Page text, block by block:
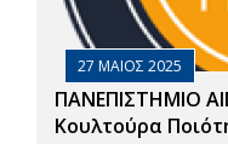
27 ΜΑΙΟΣ 2025
ΠΑΝΕΠΙΣΤΗΜΙΟ
Κουλτούρα